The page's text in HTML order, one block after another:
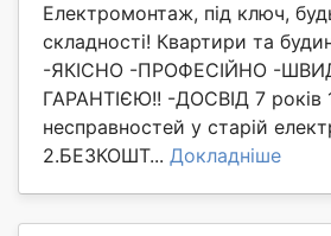
Електромонтаж, під ключ,
складності! Квартири та
-ЯКІСНО -ПРОФЕСІЙНО -
ГАРАНТІЄЮ!! -ДОСВІД 7 років
несправностей у старій
2.БЕЗКОШТ... Докладніше